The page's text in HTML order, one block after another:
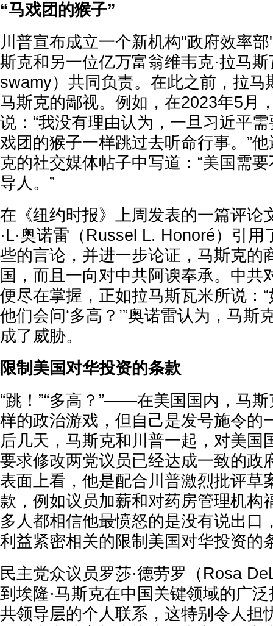
“马戏团的猴子”
川普宣布成立一个新机构"政府效率
斯克和另一位亿万富翁维韦克·拉马
swamy）共同负责。在此之前，拉马
马斯克的鄙视。例如，在2023年5月
说：“我没有理由认为，一旦习近平
戏团的猴子一样跳过去听命行事。”
克的社交媒体帖子中写道：“美国需
导人。”
在《纽约时报》上周发表的一篇评论
·L·奥诺雷（Russel L. Honoré）引
些的言论，并进一步论证，马斯克的
国，而且一向对中共阿谀奉承。中共
便尽在掌握，正如拉马斯瓦米所说：“
他们会问‘多高？’”奥诺雷认为，马斯
成了威胁。
限制美国对华投资的条款
“跳！”“多高？”——在美国国内，马
样的政治游戏，但自己是发号施令的
后几天，马斯克和川普一起，对美国
要求修改两党议员已经达成一致的政
表面上看，他是配合川普激烈批评草
款，例如议员加薪和对药房管理机构
多人都相信他最愤怒的是没有说出口
利益紧密相关的限制美国对华投资的
民主党众议员罗莎·德劳罗（Rosa
到埃隆·马斯克在中国关键领域的广
共领导层的个人联系，这特别令人担